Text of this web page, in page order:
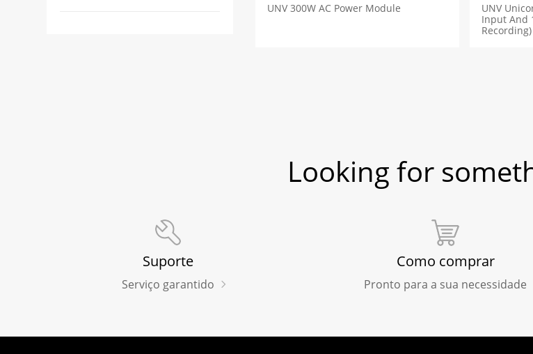
UNV 300W AC Power Module
UNV
Input And
Recording)
Looking for
Suporte
Serviço garantido
Como comprar
Pronto para a sua necessidade